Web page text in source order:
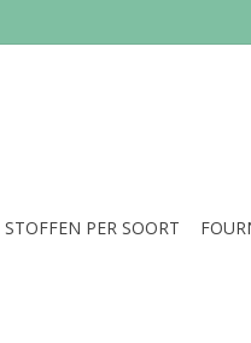
STOFFEN PER SOORT